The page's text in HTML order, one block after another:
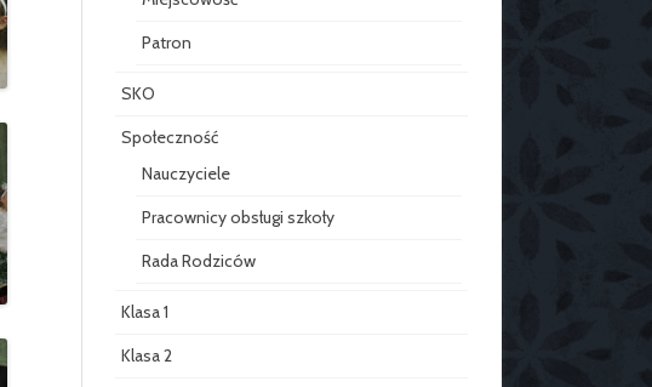
Patron
SKO
Społeczność
Nauczyciele
Pracownicy obsługi szkoły
Rada Rodziców
Klasa 1
Klasa 2